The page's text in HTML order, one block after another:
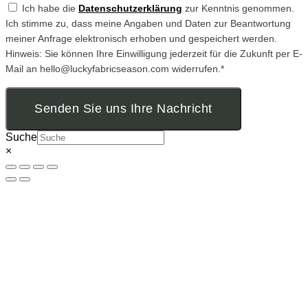
Ich habe die Datenschutzerklärung zur Kenntnis genommen.
Ich stimme zu, dass meine Angaben und Daten zur Beantwortung
meiner Anfrage elektronisch erhoben und gespeichert werden.
Hinweis: Sie können Ihre Einwilligung jederzeit für die Zukunft per E-
Mail an hello@luckyfabricseason.com widerrufen.*
Senden Sie uns Ihre Nachricht
Suche
×